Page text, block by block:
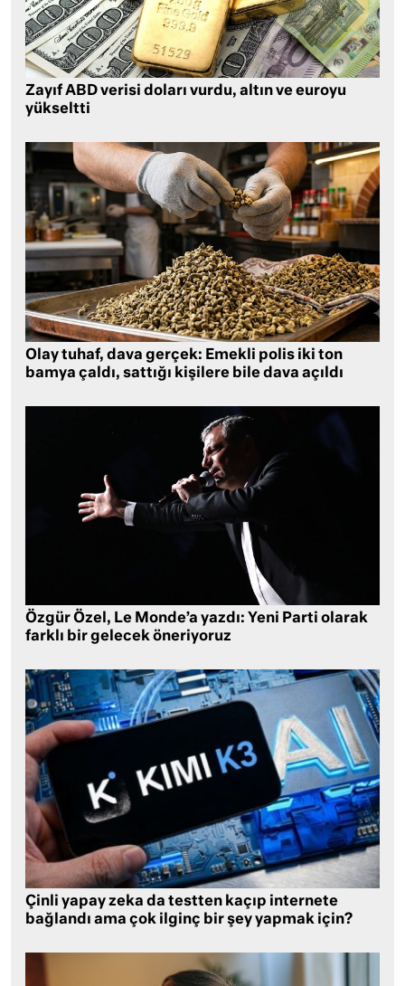
Zayıf ABD verisi doları vurdu, altın ve euroyu
yükseltti
Olay tuhaf, dava gerçek: Emekli polis iki ton
bamya çaldı, sattığı kişilere bile dava açıldı
Özgür Özel, Le Monde’a yazdı: Yeni Parti olarak
farklı bir gelecek öneriyoruz
Çinli yapay zeka da testten kaçıp internete
bağlandı ama çok ilginç bir şey yapmak için?